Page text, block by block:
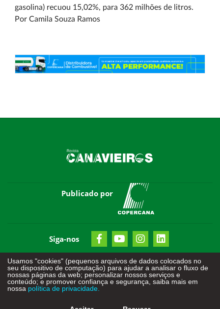
gasolina) recuou 15,02%, para 362 milhões de litros.
Por Camila Souza Ramos
Publicado por
Siga-nos
Todos os direitos reservados - © 2026
Usamos "cookies" (pequenos arquivos de dados colocados no
seu dispositivo de computação) para ajudar a analisar o fluxo de
nossas páginas da web; personalizar nossos serviços e
conteúdo; e promover confiança e segurança, saiba mais em
nossa política de privacidade.